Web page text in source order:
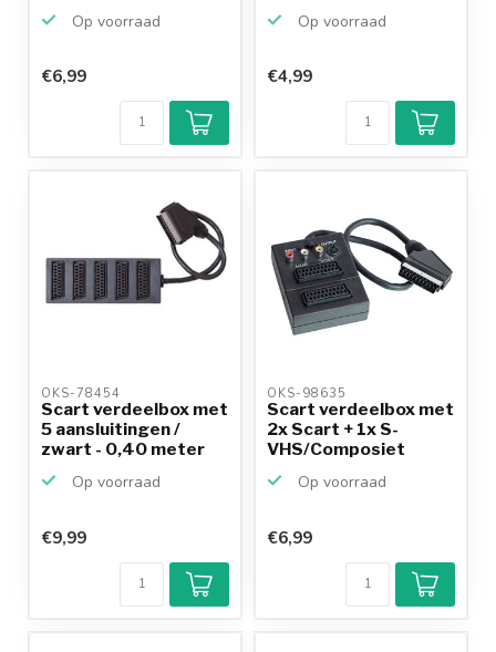
Op voorraad
€6,99
Op voorraad
€4,99
OKS-78454
Scart verdeelbox met
5 aansluitingen /
zwart - 0,40 meter
Op voorraad
€9,99
OKS-98635
Scart verdeelbox met
2x Scart + 1x S-
VHS/Composiet
Op voorraad
€6,99